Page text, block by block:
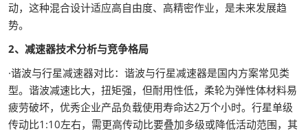
动，这种混合设计适应高自由度、高精密作业，是未来发展趋
势。
2、减速器技术分析与竞争格局
·谐波与行星减速器对比：谐波与行星减速器是国内方案常见类
型。谐波减速比大，扭矩强，但耐用性低，柔轮为弹性体材料易
疲劳破坏，优秀企业产品负载使用寿命达2万个小时。行星单级
传动比1:10左右，需更高传动比要叠加多级或降低活动范围，其